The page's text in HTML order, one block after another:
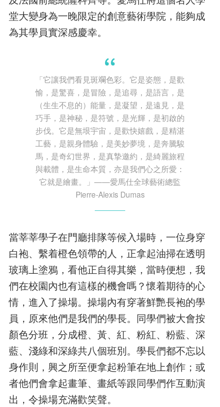
堂大變身為一晚限定的創意藝術學院，能夠成
為其學員實深感慶幸。
「它讓我們看見斑斕色彩。它是姿態，是歡
愉，是驚喜，是冒險，是追尋，是語言，是
（生生不息的）能量，是凝望，是遠見，是
巧手，是神秘，是符號，是光輝，是初啟的
步伐。它是無垠宇宙，是歡快嬉戲，是精湛
工藝，是親身體驗，是美妙夢境，是奔騰駿
馬，是奇幻世界，是真摯邀約，是綺麗旅程
與載體，是生命本質，亦是我們心之所愛：
它就是繪畫。」——愛馬仕全球藝術總監
Pierre-Alexis Dumas
當莘莘學子在門廳排隊等候入場時，一位身穿
白袍、繫着橙色領帶的人，正拿起油掃在透明
玻璃上塗鴉，看他正自得其樂，當時便想，我
們在校園內也有這樣的機會嗎？懷着期待的心
情，進入了操場。操場內有穿著鮮艷長袍的學
員，原來他們是我們的學長。同學們被大會按
顏色分班，分成橙、黃、紅、粉紅、粉藍、深
藍、淺綠和深綠共八個班別。學長們都不忘以
身作則，興之所至便拿起粉筆在地上創作；或
者他們會拿起畫筆、畫紙等跟同學們作互動演
出，令操場充滿歡笑聲。